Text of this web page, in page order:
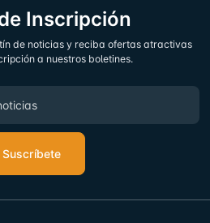
Inscripción
de noticias y reciba ofertas atractivas
a nuestros boletines.
Suscríbete